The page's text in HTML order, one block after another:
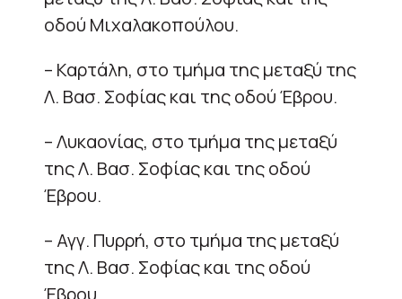
οδού Μιχαλακοπούλου.
– Καρτάλη, στο τμήμα της μεταξύ της
Λ. Βασ. Σοφίας και της οδού Έβρου.
– Λυκαονίας, στο τμήμα της μεταξύ
της Λ. Βασ. Σοφίας και της οδού
Έβρου.
– Αγγ. Πυρρή, στο τμήμα της μεταξύ
της Λ. Βασ. Σοφίας και της οδού
Έβρου.